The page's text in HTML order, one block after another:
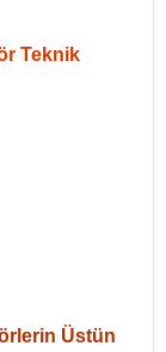
Teknik
Üstün